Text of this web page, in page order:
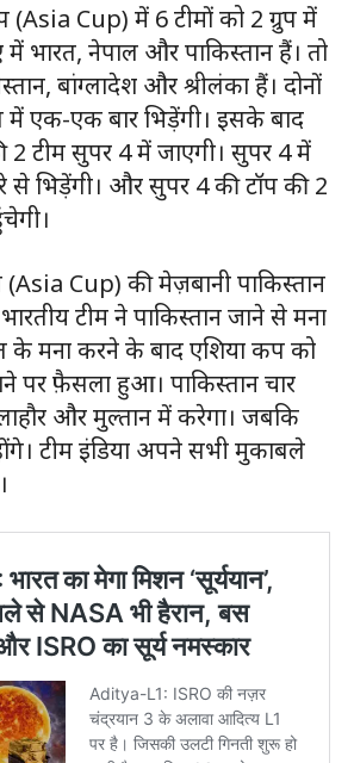
(Asia Cup) में 6 टीमों को 2 ग्रुप में
में भारत, नेपाल और पाकिस्‍तान हैं। तो
बांग्‍लादेश और श्रीलंका हैं। दोनों
में एक-एक बार भिड़ेंगी। इसके बाद
2 टीम सुपर 4 में जाएगी। सुपर 4 में
भिड़ेंगी। और सुपर 4 की टॉप की 2
Cup) की मेज़बानी पाकिस्तान
टीम ने पाकिस्तान जाने से मना
के मना करने के बाद एशिया कप को
पर फ़ैसला हुआ। पाकिस्‍तान चार
और मुल्‍तान में करेगा। जबकि
टीम इंडिया अपने सभी मुकाबले